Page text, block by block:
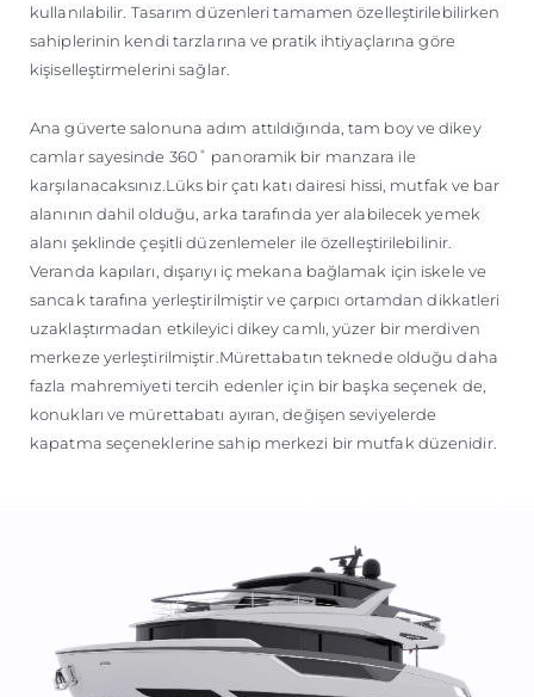
kullanılabilir. Tasarım düzenleri tamamen özelleştirilebilirken
sahiplerinin kendi tarzlarına ve pratik ihtiyaçlarına göre
kişiselleştirmelerini sağlar.
Ana güverte salonuna adım attıldığında, tam boy ve dikey
camlar sayesinde 360˚ panoramik bir manzara ile
karşılanacaksınız.Lüks bir çatı katı dairesi hissi, mutfak ve bar
alanının dahil olduğu, arka tarafında yer alabilecek yemek
alanı şeklinde çeşitli düzenlemeler ile özelleştirilebilinir.
Veranda kapıları, dışarıyı iç mekana bağlamak için iskele ve
sancak tarafına yerleştirilmiştir ve çarpıcı ortamdan dikkatleri
uzaklaştırmadan etkileyici dikey camlı, yüzer bir merdiven
merkeze yerleştirilmiştir.Mürettabatın teknede olduğu daha
fazla mahremiyeti tercih edenler için bir başka seçenek de,
konukları ve mürettabatı ayıran, değişen seviyelerde
kapatma seçeneklerine sahip merkezi bir mutfak düzenidir.